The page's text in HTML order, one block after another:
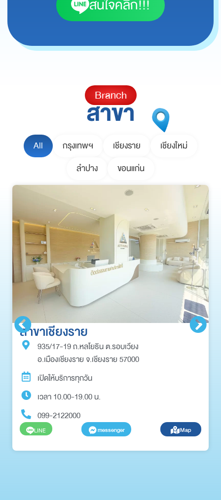
สนใจคลิ๊ก!!!
Branch
สาขา
All กรุงเทพฯ เชียงราย
เชียงใหม่
ลำปาง
ขอนแก่น
สาขาเชียงราย
935/17-19 ถ.หลโยธิน ต.รอบเวียง
อ.เมืองเชียงราย จ.เชียงราย 57000
เปิดให้บริการทุกวัน
เวลา 10.00-19.00 น.
099-2122000
LINE messenger Map